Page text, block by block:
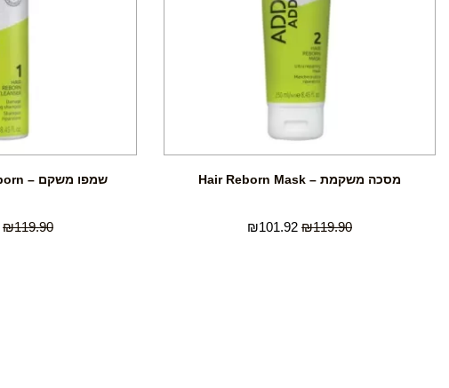
מסכה משקמת – Hair Reborn Mask
₪119.90
₪101.92
שמפו משקם – Cleanser Hair Reborn
₪119.90